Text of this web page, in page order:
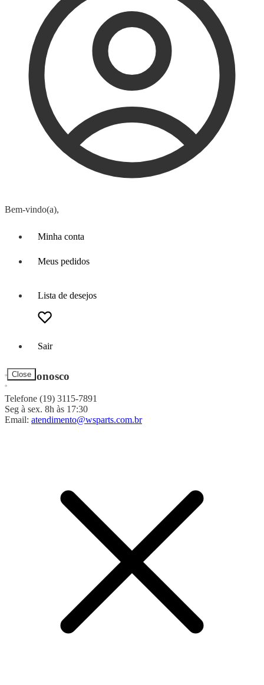
Bem-vindo(a),
Minha conta
Meus pedidos
Lista de desejos
Sair
Close
Fale Conosco
Telefone (19) 3115-7891
Seg à sex. 8h às 17:30
Email: atendimento@wsparts.com.br